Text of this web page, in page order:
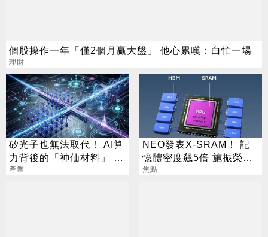
個股操作一年「僅2個月贏大盤」 他心累嘆：白忙一場
理財
矽光子也無法取代！ AI算
力背後的「神仙材料」 這
幾家默默爆賺
產業
NEO發表X-SRAM！ 記
憶體密度飆5倍 施振榮：
半導體迎新革命
焦點